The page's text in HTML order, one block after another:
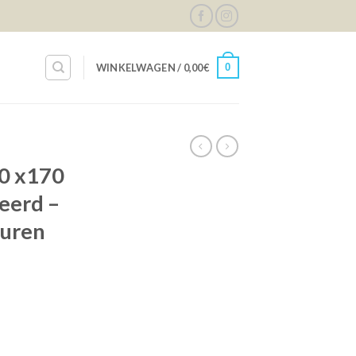
WINKELWAGEN / 0,00€ 0
x170
–